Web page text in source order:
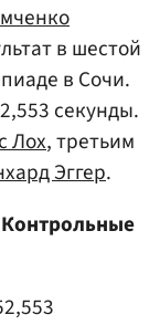
в шестой
в Сочи.
секунды.
Лох, третьим
Эггер.